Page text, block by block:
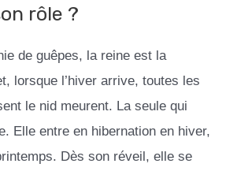
rôle ?
de guêpes, la reine est la
lorsque l’hiver arrive, toutes les
le nid meurent. La seule qui
Elle entre en hibernation en hiver,
Dès son réveil, elle se